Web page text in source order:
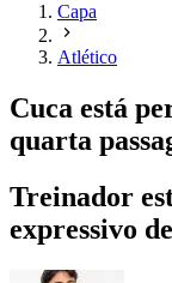
Capa
Atlético
Cuca está
quarta
Treinador
expressivo